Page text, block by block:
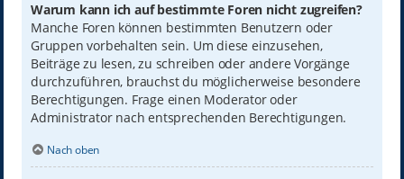
Warum kann ich auf bestimmte Foren nicht zugreifen?
Manche Foren können bestimmten Benutzern oder
Gruppen vorbehalten sein. Um diese einzusehen,
Beiträge zu lesen, zu schreiben oder andere Vorgänge
durchzuführen, brauchst du möglicherweise besondere
Berechtigungen. Frage einen Moderator oder
Administrator nach entsprechenden Berechtigungen.
Nach oben